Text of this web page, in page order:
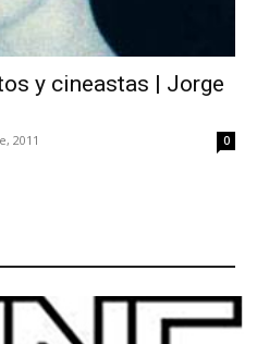
y cineastas | Jorge
2011 0